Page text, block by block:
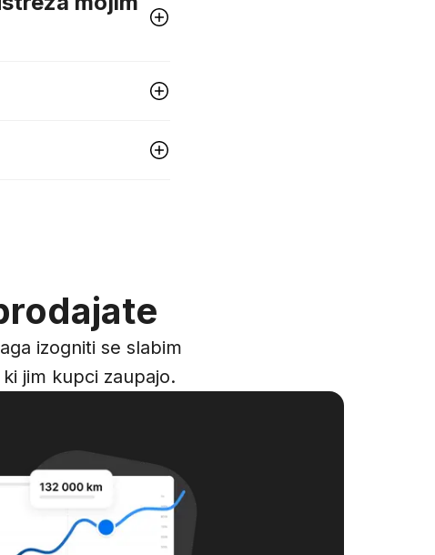
izogniti se slabim
jim kupci zaupajo.